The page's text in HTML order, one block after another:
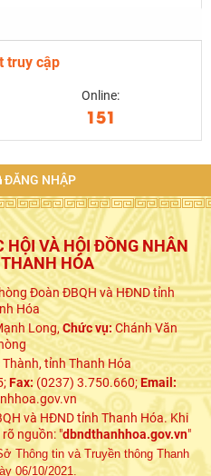
truy cập
Online:
151
ĐĂNG NHẬP
VÀ HỘI ĐỒNG NHÂN
HÓA
Đoàn ĐBQH và HĐND tỉnh
Hóa
Long,Chức vụ:Chánh Văn
tỉnh Thanh Hóa
Fax:(0237) 3.750.660;Email:
và HĐND tỉnh Thanh Hóa. Khi
nguồn: "dbndthanhhoa.gov.vn"
Thông tin và Truyền thông Thanh
06/10/2021.